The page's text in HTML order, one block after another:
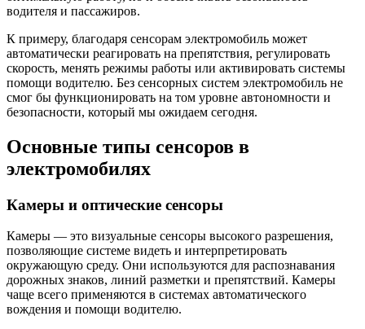
водителя и пассажиров.
К примеру, благодаря сенсорам электромобиль может
автоматически реагировать на препятствия, регулировать
скорость, менять режимы работы или активировать системы
помощи водителю. Без сенсорных систем электромобиль не
смог бы функционировать на том уровне автономности и
безопасности, который мы ожидаем сегодня.
Основные типы сенсоров в
электромобилях
Камеры и оптические сенсоры
Камеры — это визуальные сенсоры высокого разрешения,
позволяющие системе видеть и интерпретировать
окружающую среду. Они используются для распознавания
дорожных знаков, линий разметки и препятствий. Камеры
чаще всего применяются в системах автоматического
вождения и помощи водителю.